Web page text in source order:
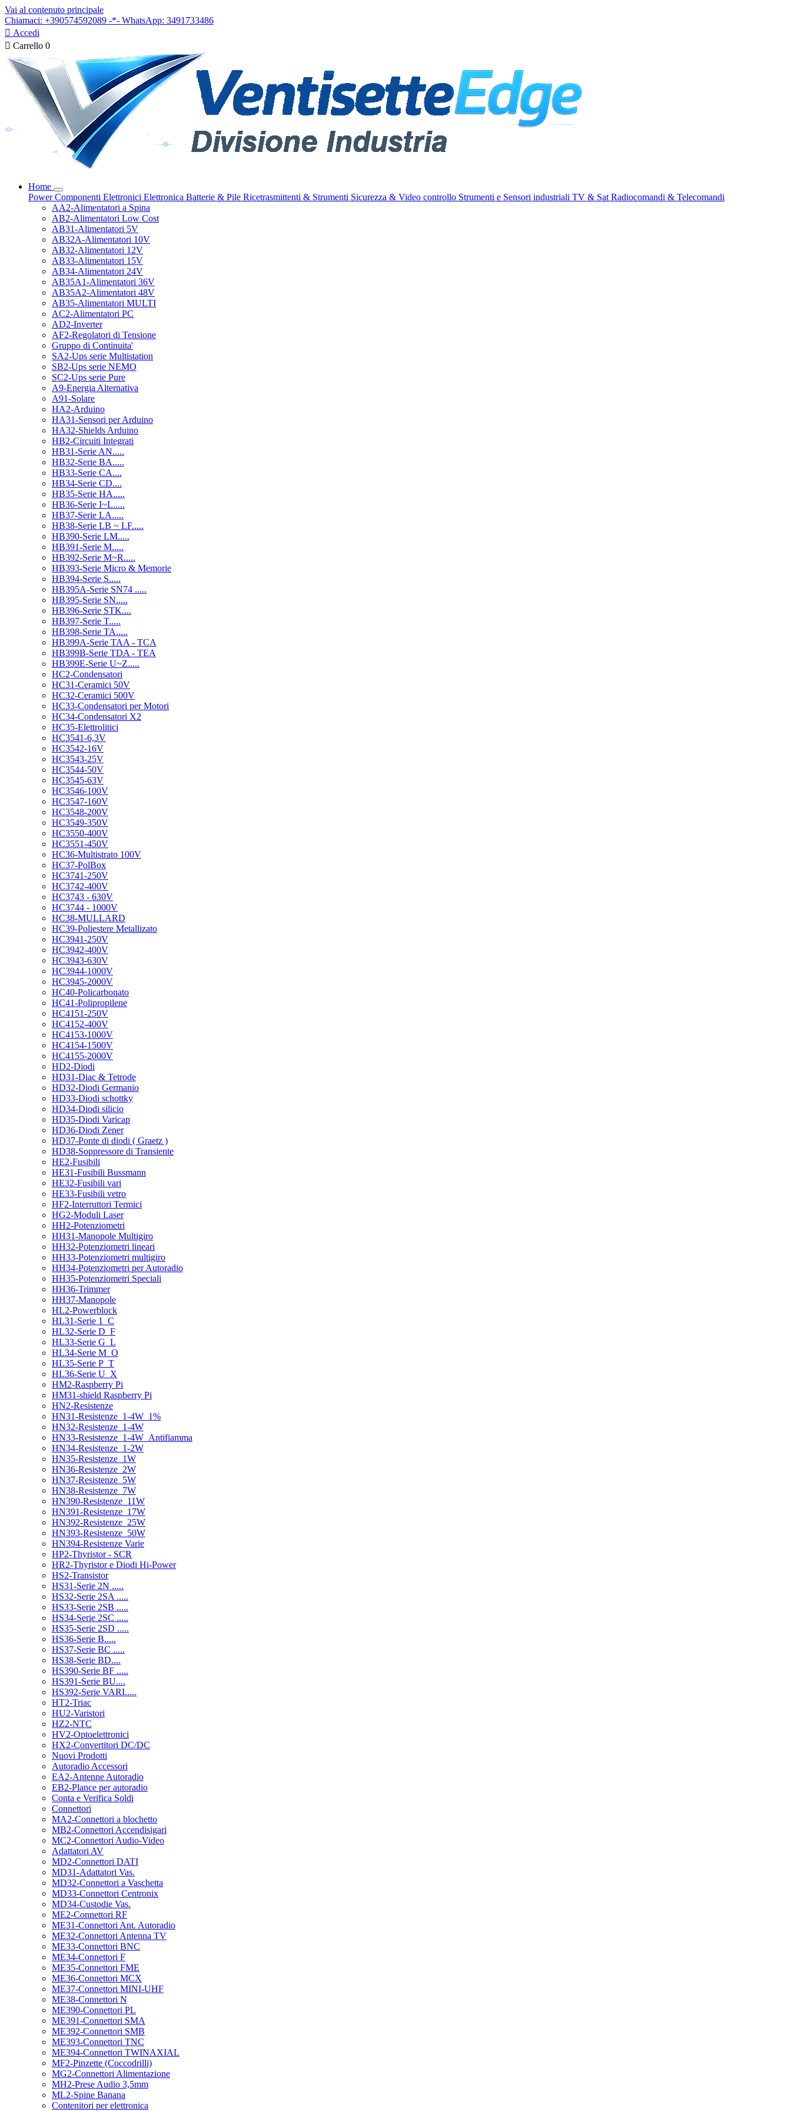
Vai al contenuto principale
Chiamaci: +390574592089 -*- WhatsApp: 3491733486
 Accedi
 Carrello 0
Home
PowerComponenti Elettronici Elettronica Batterie & Pile Ricetrasmittenti & Strumenti Sicurezza & Video controllo Strumenti e Sensori industriali TV & Sat Radiocomandi & Telecomandi
AA2-Alimentatori a Spina
AB2-Alimentatori Low Cost
AB31-Alimentatori 5V
AB32A-Alimentatori 10V
AB32-Alimentatori 12V
AB33-Alimentatori 15V
AB34-Alimentatori 24V
AB35A1-Alimentatori 36V
AB35A2-Alimentatori 48V
AB35-Alimentatori MULTI
AC2-Alimentatori PC
AD2-Inverter
AF2-Regolatori di Tensione
Gruppo di Continuita'
SA2-Ups serie Multistation
SB2-Ups serie NEMO
SC2-Ups serie Pure
A9-Energia Alternativa
A91-Solare
HA2-Arduino
HA31-Sensori per Arduino
HA32-Shields Arduino
HB2-Circuiti Integrati
HB31-Serie AN.....
HB32-Serie BA.....
HB33-Serie CA....
HB34-Serie CD....
HB35-Serie HA.....
HB36-Serie I~L.....
HB37-Serie LA.....
HB38-Serie LB ~ LF.....
HB390-Serie LM.....
HB391-Serie M.....
HB392-Serie M~R.....
HB393-Serie Micro & Memorie
HB394-Serie S.....
HB395A-Serie SN74 .....
HB395-Serie SN.....
HB396-Serie STK....
HB397-Serie T.....
HB398-Serie TA.....
HB399A-Serie TAA - TCA
HB399B-Serie TDA - TEA
HB399E-Serie U~Z.....
HC2-Condensatori
HC31-Ceramici 50V
HC32-Ceramici 500V
HC33-Condensatori per Motori
HC34-Condensatori X2
HC35-Elettrolitici
HC3541-6,3V
HC3542-16V
HC3543-25V
HC3544-50V
HC3545-63V
HC3546-100V
HC3547-160V
HC3548-200V
HC3549-350V
HC3550-400V
HC3551-450V
HC36-Multistrato 100V
HC37-PolBox
HC3741-250V
HC3742-400V
HC3743 - 630V
HC3744 - 1000V
HC38-MULLARD
HC39-Poliestere Metallizato
HC3941-250V
HC3942-400V
HC3943-630V
HC3944-1000V
HC3945-2000V
HC40-Policarbonato
HC41-Polipropilene
HC4151-250V
HC4152-400V
HC4153-1000V
HC4154-1500V
HC4155-2000V
HD2-Diodi
HD31-Diac & Tetrode
HD32-Diodi Germanio
HD33-Diodi schottky
HD34-Diodi silicio
HD35-Diodi Varicap
HD36-Diodi Zener
HD37-Ponte di diodi ( Graetz )
HD38-Soppressore di Transiente
HE2-Fusibili
HE31-Fusibili Bussmann
HE32-Fusibili vari
HE33-Fusibili vetro
HF2-Interruttori Termici
HG2-Moduli Laser
HH2-Potenziometri
HH31-Manopole Multigiro
HH32-Potenziometri lineari
HH33-Potenziometri multigiro
HH34-Potenziometri per Autoradio
HH35-Potenziometri Speciali
HH36-Trimmer
HH37-Manopole
HL2-Powerblock
HL31-Serie 1_C
HL32-Serie D_F
HL33-Serie G_L
HL34-Serie M_O
HL35-Serie P_T
HL36-Serie U_X
HM2-Raspberry Pi
HM31-shield Raspberry Pi
HN2-Resistenze
HN31-Resistenze_1-4W_1%
HN32-Resistenze_1-4W
HN33-Resistenze_1-4W_Antifiamma
HN34-Resistenze_1-2W
HN35-Resistenze_1W
HN36-Resistenze_2W
HN37-Resistenze_5W
HN38-Resistenze_7W
HN390-Resistenze_11W
HN391-Resistenze_17W
HN392-Resistenze_25W
HN393-Resistenze_50W
HN394-Resistenze Varie
HP2-Thyristor - SCR
HR2-Thyristor e Diodi Hi-Power
HS2-Transistor
HS31-Serie 2N .....
HS32-Serie 2SA .....
HS33-Serie 2SB .....
HS34-Serie 2SC .....
HS35-Serie 2SD .....
HS36-Serie B.....
HS37-Serie BC .....
HS38-Serie BD....
HS390-Serie BF .....
HS391-Serie BU....
HS392-Serie VARI.....
HT2-Triac
HU2-Varistori
HZ2-NTC
HV2-Optoelettronici
HX2-Convertitori DC/DC
Nuovi Prodotti
Autoradio Accessori
EA2-Antenne Autoradio
EB2-Plance per autoradio
Conta e Verifica Soldi
Connettori
MA2-Connettori a blochetto
MB2-Connettori Accendisigari
MC2-Connettori Audio-Video
Adattatori AV
MD2-Connettori DATI
MD31-Adattatori Vas.
MD32-Connettori a Vaschetta
MD33-Connettori Centronix
MD34-Custodie Vas.
ME2-Connettori RF
ME31-Connettori Ant. Autoradio
ME32-Connettori Antenna TV
ME33-Connettori BNC
ME34-Connettori F
ME35-Connettori FME
ME36-Connettori MCX
ME37-Connettori MINI-UHF
ME38-Connettori N
ME390-Connettori PL
ME391-Connettori SMA
ME392-Connettori SMB
ME393-Connettori TNC
ME394-Connettori TWINAXIAL
MF2-Pinzette (Coccodrilli)
MG2-Connettori Alimentazione
MH2-Prese Audio 3,5mm
ML2-Spine Banana
Contenitori per elettronica